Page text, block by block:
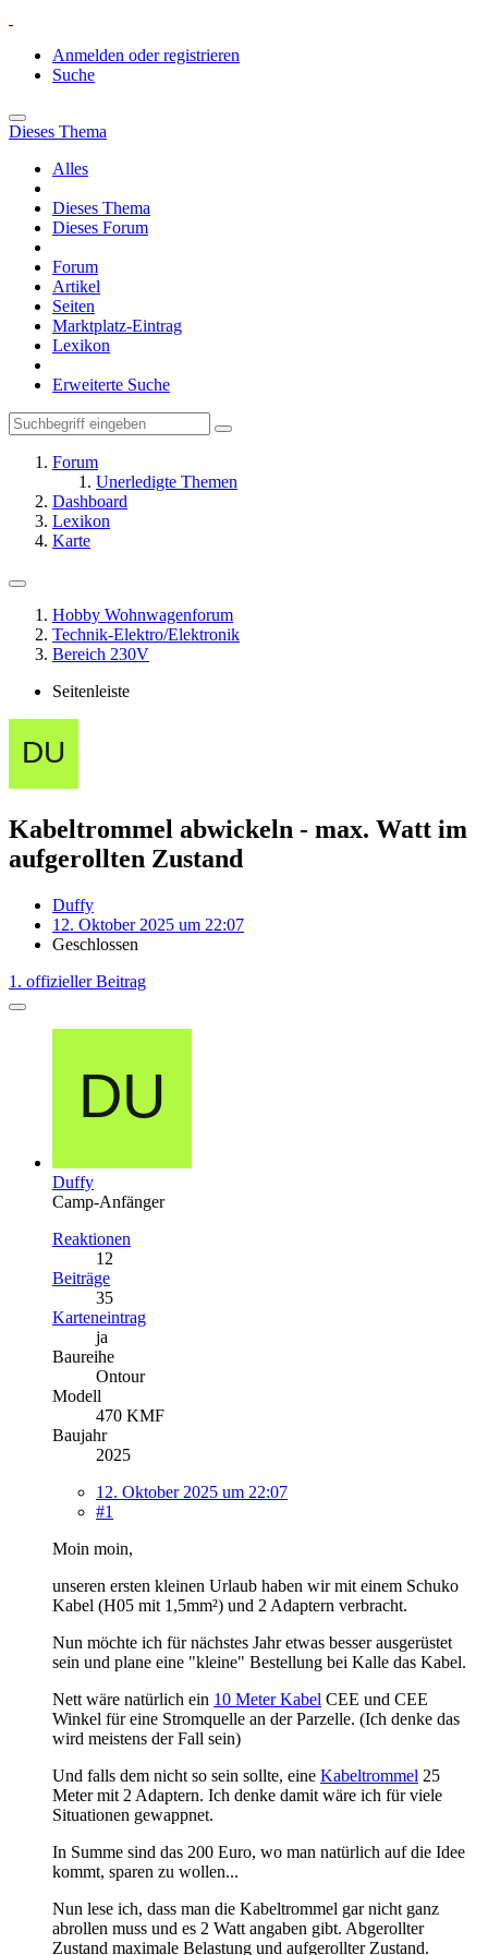
Anmelden oder registrieren
Suche
Dieses Thema
Alles
Dieses Thema
Dieses Forum
Forum
Artikel
Seiten
Marktplatz-Eintrag
Lexikon
Erweiterte Suche
Forum
Unerledigte Themen
Dashboard
Lexikon
Karte
Hobby Wohnwagenforum
Technik-Elektro/Elektronik
Bereich 230V
Seitenleiste
Kabeltrommel abwickeln - max. Watt im
aufgerollten Zustand
Duffy
12. Oktober 2025 um 22:07
Geschlossen
1. offizieller Beitrag
Duffy
Camp-Anfänger
Reaktionen
12
Beiträge
35
Karteneintrag
ja
Baureihe
Ontour
Modell
470 KMF
Baujahr
2025
12. Oktober 2025 um 22:07
#1
Moin moin,
unseren ersten kleinen Urlaub haben wir mit einem Schuko
Kabel (H05 mit 1,5mm²) und 2 Adaptern verbracht.
Nun möchte ich für nächstes Jahr etwas besser ausgerüstet
sein und plane eine "kleine" Bestellung bei Kalle das Kabel.
Nett wäre natürlich ein 10 Meter Kabel CEE und CEE
Winkel für eine Stromquelle an der Parzelle. (Ich denke das
wird meistens der Fall sein)
Und falls dem nicht so sein sollte, eine Kabeltrommel 25
Meter mit 2 Adaptern. Ich denke damit wäre ich für viele
Situationen gewappnet.
In Summe sind das 200 Euro, wo man natürlich auf die Idee
kommt, sparen zu wollen...
Nun lese ich, dass man die Kabeltrommel gar nicht ganz
abrollen muss und es 2 Watt angaben gibt. Abgerollter
Zustand maximale Belastung und aufgerollter Zustand.